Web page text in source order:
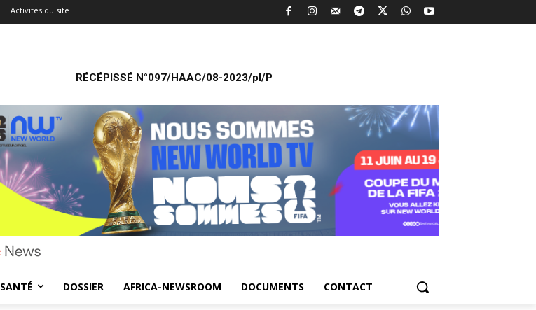
Activités du site
RÉCÉPISSÉ N°097/HAAC/08-2023/pl/P
SANTÉ DOSSIER AFRICA-NEWSROOM DOCUMENTS CONTACT